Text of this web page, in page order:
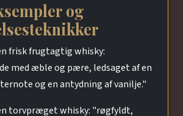
og
frisk frugtagtig whisky:
med æble og pære, ledsaget af en
og en antydning af vanilje."
torvpræget whisky: "røgfyldt,